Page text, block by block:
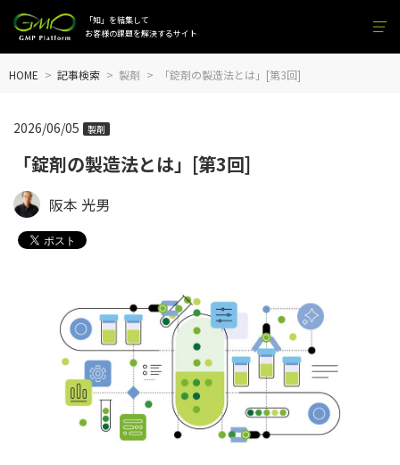
「知」を結集して
お客様の課題を解決するサイト
HOME 記事検索 製剤 「錠剤の製造法とは」[第3回]
「錠剤の製造法とは」[第3回]
2026/06/05 製剤
阪本 光男